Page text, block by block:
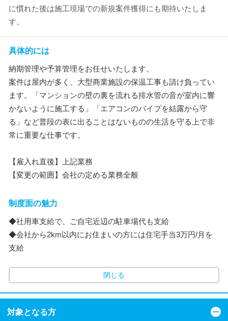
に慣れた後は施工現場での新規案件獲得にも期待いたしま
す。
具体的には
納期管理や予算管理をお任せいたします。
案件は屋内が多く、大型商業施設の保温工事も請け負ってい
ます。「マンションの壁の裏を流れる排水管の音が室内に響
かないように施工する」「エアコンのパイプを結露から守
る」など普段の表に出ることはないものの生活を守る上で非
常に重要な仕事です。
【雇入れ直後】上記業務
【変更の範囲】会社の定める業務全般
制度面の魅力
◆社用車支給で、ご自宅近辺の駐車場代も支給
◆会社から2km以内にお住まいの方には住宅手当3万円/月を
支給
閉じる
対象となる方